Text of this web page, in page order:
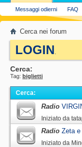
Messaggi odierni FAQ
Cerca nei forum
LOGIN.
Cerca:
Tag: biglietti
Cerca:
Radio
Iniziato da
Radio Zeta e
Iniziato da